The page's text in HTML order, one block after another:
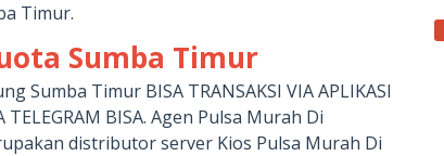
Timur.
Sumba Timur
Sumba Timur BISA TRANSAKSI VIA APLIKASI
TELEGRAM BISA. Agen Pulsa Murah Di
distributor server Kios Pulsa Murah Di